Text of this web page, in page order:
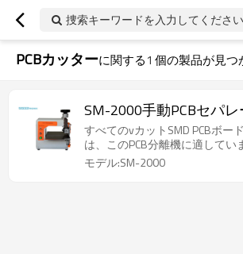
捜索キーワードを入力してください
PCBカッターに関する1 個の製品が見つ
SM-2000手動PCBセパ
すべてのvカットSMD PCBボー
は、このPCB分離機に適してい
モデル:SM-2000